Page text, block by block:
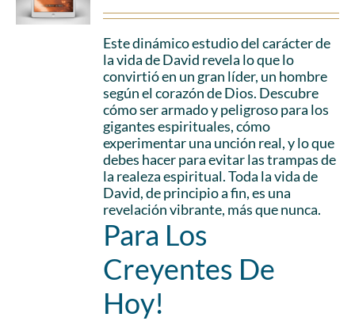
Este dinámico estudio del carácter de
la vida de David revela lo que lo
convirtió en un gran líder, un hombre
según el corazón de Dios. Descubre
cómo ser armado y peligroso para los
gigantes espirituales, cómo
experimentar una unción real, y lo que
debes hacer para evitar las trampas de
la realeza espiritual. Toda la vida de
David, de principio a fin, es una
revelación vibrante, más que nunca.
Para Los
Creyentes De
Hoy!